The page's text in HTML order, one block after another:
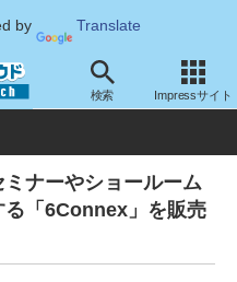
by Translate
検索 Impressサイト
サービス コミュニケーショ
ナーやショールーム
「6Connex」を販売